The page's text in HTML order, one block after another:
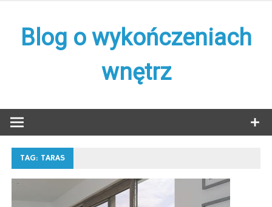
contentBlog o wykończeniach
wnętrz
TAG: TARAS